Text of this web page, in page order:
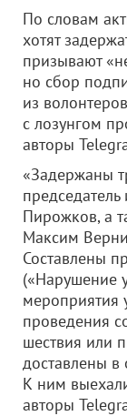
По словам
хотят
призывают
но сбор
из
с лозунгом
авторы
«Задержаны
Пирожков, а
Максим
Составлены
(«Нарушение
мероприятия
проведения
шествия или
доставлены
К ним
авторы